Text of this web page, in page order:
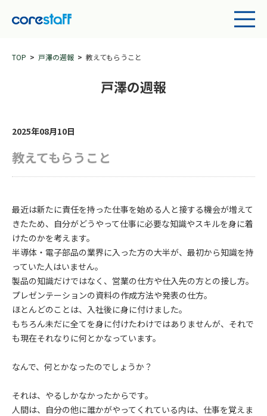
TOP 戸澤の週報 教えてもらうこと
戸澤の週報
2025年08月10日
教えてもらうこと
最近は新たに責任を持った仕事を始める人と接する機会が増えて
きたため、自分がどうやって仕事に必要な知識やスキルを身に着
けたのかを考えます。
半導体・電子部品の業界に入った方の大半が、最初から知識を持
っていた人はいません。
製品の知識だけではなく、営業の仕方や仕入先の方との接し方。
プレゼンテーションの資料の作成方法や発表の仕方。
ほとんどのことは、入社後に身に付けました。
もちろん未だに全てを身に付けたわけではありませんが、それで
も現在それなりに何とかなっています。
なんで、何とかなったのでしょうか？
それは、やるしかなかったからです。
人間は、自分の他に誰かがやってくれている内は、仕事を覚えま